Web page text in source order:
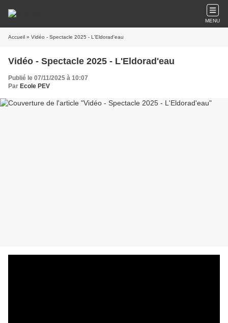
MENU
Accueil » Vidéo - Spectacle 2025 - L'Eldorad'eau
Vidéo - Spectacle 2025 - L'Eldorad'eau
Publié le 07/11/2025 à 10:07
Par Ecole PEV